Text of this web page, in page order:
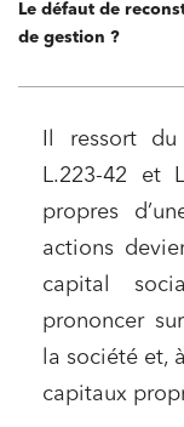
Le défaut de
de gestion ?
Il ressort
L.223-42 et
propres
actions
capital
prononcer
la société et,
capitaux